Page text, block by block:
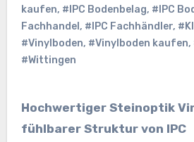
kaufen, #IPC Bodenbelag, #IPC
Fachhandel , #IPC Fachhändler,
#Vinylboden, #Vinylboden kaufen,
#Wittingen
Hochwertiger Steinoptik Vinylboden mit
fühlbarer Struktur von IPC